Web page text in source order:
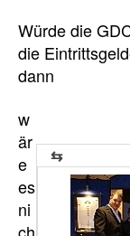
Würde die
die
dann
w
är
e
es
ni
ch